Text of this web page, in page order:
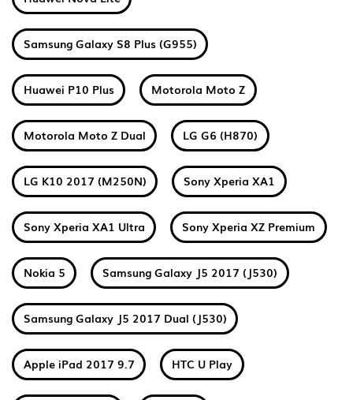
Samsung Galaxy S8 Plus (G955)
Huawei P10 Plus Motorola Moto Z
Motorola Moto Z Dual LG G6 (H870)
LG K10 2017 (M250N) Sony Xperia XA1
Sony Xperia XA1 Ultra Sony Xperia XZ Premium
Nokia 5 Samsung Galaxy J5 2017 (J530)
Samsung Galaxy J5 2017 Dual (J530)
Apple iPad 2017 9.7 HTC U Play